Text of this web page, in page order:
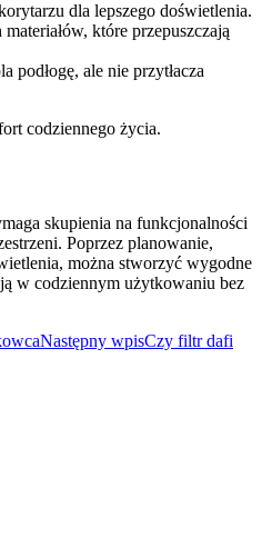
dla lepszego doświetlenia.
które przepuszczają
podłogę, ale nie przytłacza
codziennego życia.
skupienia na funkcjonalności
Poprzez planowanie,
można stworzyć wygodne
w codziennym użytkowaniu bez
Następny wpisCzy filtr dafi